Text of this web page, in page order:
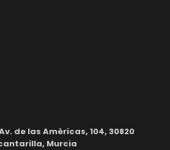
de las Américas, 104, 30820
Murcia